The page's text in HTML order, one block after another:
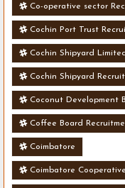
Co-operative sector
Cochin Port Trust
Cochin Shipyard
Cochin Shipyard
Coconut Development
Coffee Board
Coimbatore
Coimbatore